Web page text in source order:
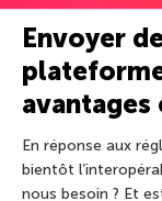
Envoyer
En réponse aux
bientôt
nous besoin ? Et